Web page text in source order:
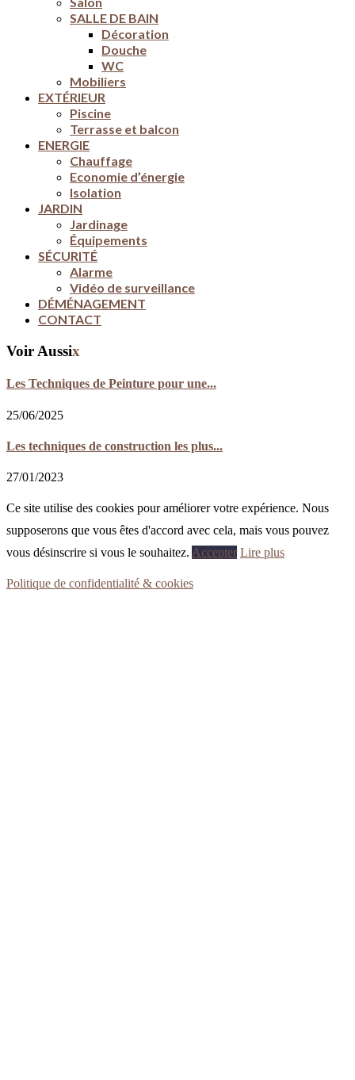
SALLE DE BAIN
Décoration
Douche
WC
Mobiliers
EXTÉRIEUR
Piscine
Terrasse et balcon
ENERGIE
Chauffage
Economie d’énergie
Isolation
JARDIN
Jardinage
Équipements
SÉCURITÉ
Alarme
Vidéo de surveillance
DÉMÉNAGEMENT
CONTACT
Voir Aussix
Les Techniques de Peinture pour une...
25/06/2025
Les techniques de construction les plus...
27/01/2023
Ce site utilise des cookies pour améliorer votre expérience. Nous
supposerons que vous êtes d'accord avec cela, mais vous pouvez
vous désinscrire si vous le souhaitez. Accepter Lire plus
Politique de confidentialité & cookies